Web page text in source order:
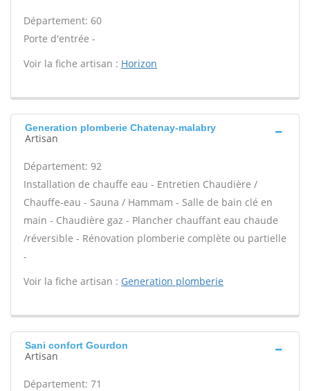
Département: 60
Porte d'entrée -
Voir la fiche artisan : Horizon
Generation plomberie Chatenay-malabry
Artisan
Département: 92
Installation de chauffe eau - Entretien Chaudière /
Chauffe-eau - Sauna / Hammam - Salle de bain clé en
main - Chaudière gaz - Plancher chauffant eau chaude
/réversible - Rénovation plomberie complète ou partielle
-
Voir la fiche artisan : Generation plomberie
Sani confort Gourdon
Artisan
Département: 71